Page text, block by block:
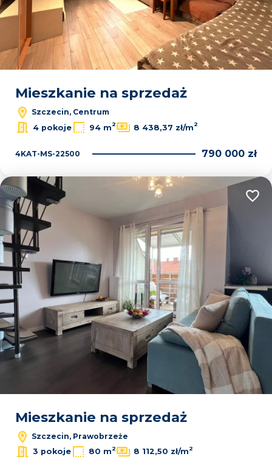
Mieszkanie na sprzedaż
Szczecin, Centrum
4 pokoje
94 m2 8 438,37 zł/m2
4KAT-MS-22500 790 000 zł
Mieszkanie na sprzedaż
Szczecin, Prawobrzeże
3 pokoje
80 m2 8 112,50 zł/m2